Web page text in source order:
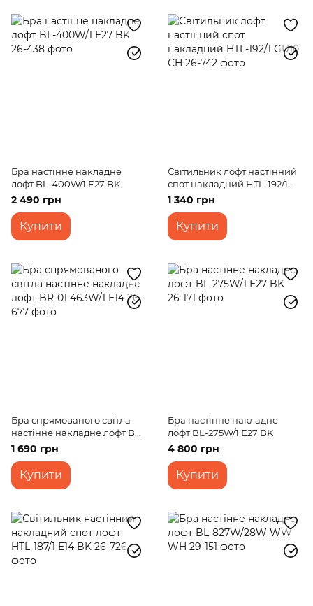
Бра настінне накладне
лофт BL-400W/1 E27 BK
2 490 грн
Купити
Світильник лофт настінний
спот накладний HTL-192/1
GU10 CH
1 340 грн
Купити
Бра спрямованого світла
настінне накладне лофт BR-
01 463W/1 E14
1 690 грн
Купити
Бра настінне накладне
лофт BL-275W/1 Е27 BK
4 800 грн
Купити